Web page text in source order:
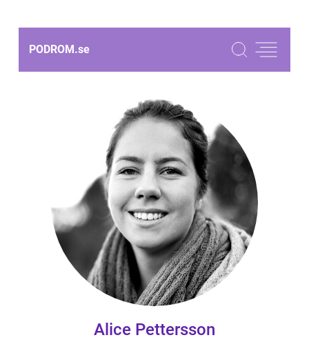
PODROM.se
Alice Pettersson